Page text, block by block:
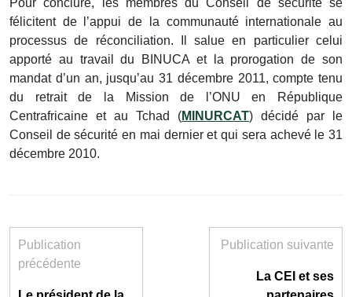
Pour conclure, les membres du Conseil de sécurité se
félicitent de l’appui de la communauté internationale au
processus de réconciliation. Il salue en particulier celui
apporté au travail du BINUCA et la prorogation de son
mandat d’un an, jusqu’au 31 décembre 2011, compte tenu
du retrait de la Mission de l’ONU en République
Centrafricaine et au Tchad (MINURCAT) décidé par le
Conseil de sécurité en mai dernier et qui sera achevé le 31
décembre 2010.
Publication
précédente
Publication suivante
La CEI et ses